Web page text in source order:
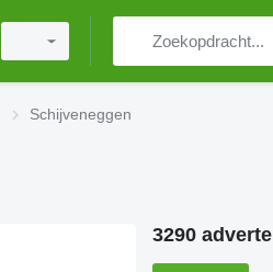
Schijveneggen
3290